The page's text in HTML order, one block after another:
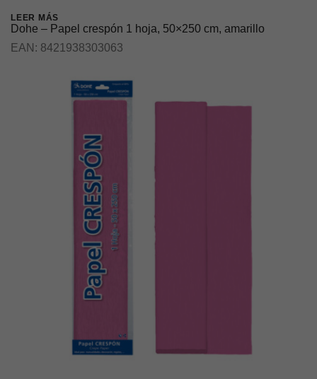
LEER MÁS
Dohe – Papel crespón 1 hoja, 50×250 cm, amarillo
EAN: 8421938303063